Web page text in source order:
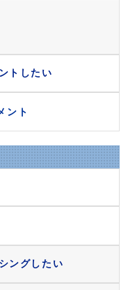
トしたい
ント
ングしたい